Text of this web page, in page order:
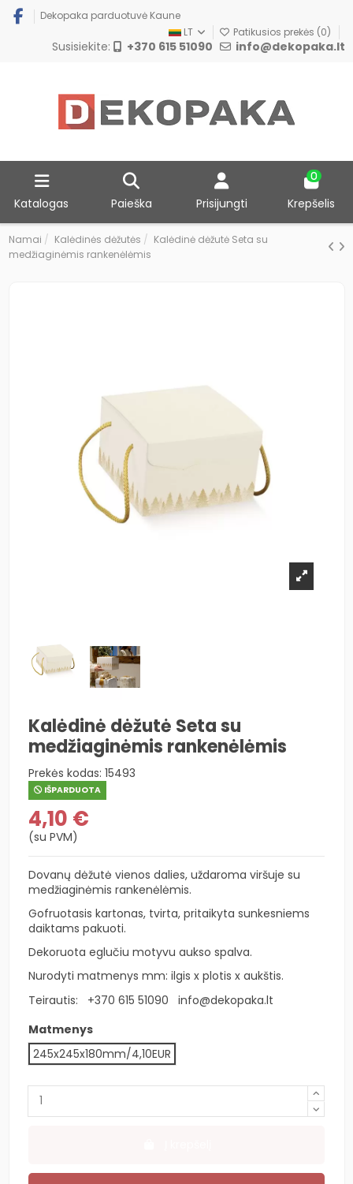
Dekopaka parduotuvė Kaune
LT
Patikusios prekės (0)
Susisiekite: +370 615 51090 info@dekopaka.lt
Katalogas Paieška Prisijungti
0
Krepšelis
Namai Kalėdinės dėžutės
Kalėdinė dėžutė Seta su
medžiaginėmis rankenėlėmis
Kalėdinė dėžutė Seta su
medžiaginėmis rankenėlėmis
Prekės kodas: 15493
IŠPARDUOTA
4,10 €
(su PVM)
Dovanų dėžutė vienos dalies, uždaroma viršuje su
medžiaginėmis rankenėlėmis.
Gofruotasis kartonas, tvirta, pritaikyta sunkesniems
daiktams pakuoti.
Dekoruota eglučiu motyvu aukso spalva.
Nurodyti matmenys mm: ilgis x plotis x aukštis.
Teirautis:
+370 615 51090
info@dekopaka.lt
Matmenys
245x245x180mm/4,10EUR